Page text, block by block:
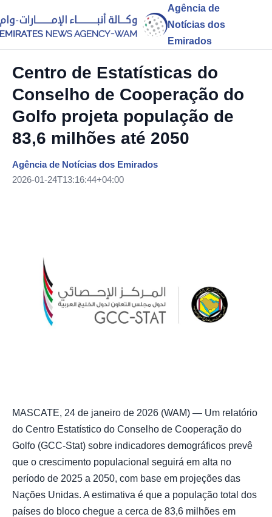
Agência de
Notícias dos
Emirados
Centro de Estatísticas do
Conselho de Cooperação do
Golfo projeta população de
83,6 milhões até 2050
Agência de Notícias dos Emirados
2026-01-24T13:16:44+04:00
MASCATE, 24 de janeiro de 2026 (WAM) — Um relatório
do Centro Estatístico do Conselho de Cooperação do
Golfo (GCC-Stat) sobre indicadores demográficos prevê
que o crescimento populacional seguirá em alta no
período de 2025 a 2050, com base em projeções das
Nações Unidas. A estimativa é que a população total dos
países do bloco chegue a cerca de 83,6 milhões em